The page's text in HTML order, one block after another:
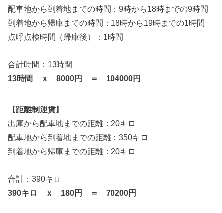
配車地から到着地までの時間：9時から18時までの9時間
到着地から帰庫までの時間：18時から19時までの1時間
点呼点検時間（帰庫後）：1時間
合計時間：13時間
13時間 ｘ 8000円 ＝ 104000円
【距離制運賃】
出庫から配車地までの距離：20キロ
配車地から到着地までの距離：350キロ
到着地から帰庫までの距離：20キロ
合計：390キロ
390キロ ｘ 180円 ＝ 70200円